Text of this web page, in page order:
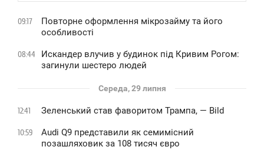
09:17
Повторне оформлення мікрозайму та його
особливості
08:44
Искандер влучив у будинок під Кривим Рогом:
загинули шестеро людей
Середа, 29 липня
12:41 Зеленський став фаворитом Трампа, — Bild
10:59
Audi Q9 представили як семимісний
позашляховик за 108 тисяч євро